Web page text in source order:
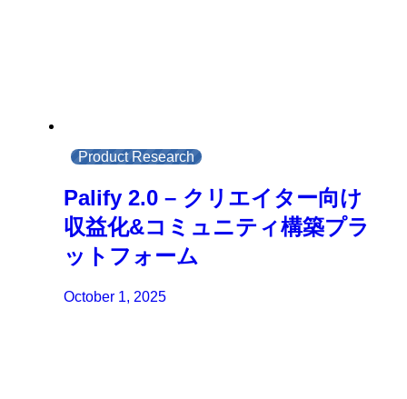
Product Research
Palify 2.0 – クリエイター向け
収益化&コミュニティ構築プラ
ットフォーム
October 1, 2025